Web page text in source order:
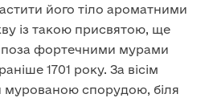
його тіло ароматними
із такою присвятою, ще
поза фортечними мурами
1701 року. За вісім
мурованою спорудою, біля